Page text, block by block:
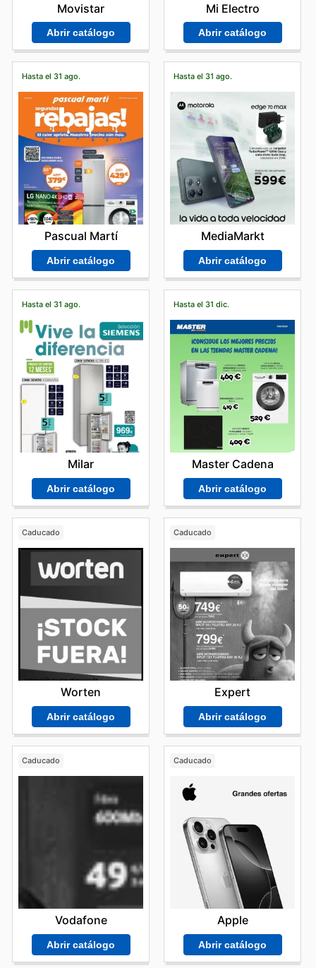
Movistar
Abrir catálogo
Mi Electro
Abrir catálogo
Hasta el 31 ago.
Pascual Martí
Abrir catálogo
Hasta el 31 ago.
MediaMarkt
Abrir catálogo
Hasta el 31 ago.
Milar
Abrir catálogo
Hasta el 31 dic.
Master Cadena
Abrir catálogo
Caducado
Worten
Abrir catálogo
Caducado
Expert
Abrir catálogo
Caducado
Vodafone
Abrir catálogo
Caducado
Apple
Abrir catálogo